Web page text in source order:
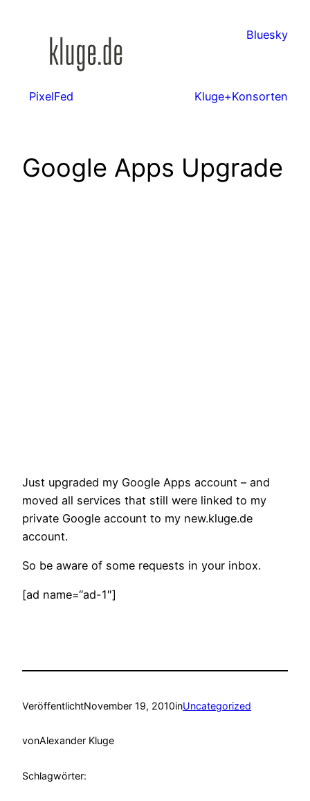
Bluesky
PixelFed Kluge+Konsorten
Google Apps Upgrade
Just upgraded my Google Apps account – and
moved all services that still were linked to my
private Google account to my new.kluge.de
account.
So be aware of some requests in your inbox.
[ad name=“ad-1″]
VeröffentlichtNovember 19, 2010inUncategorized
vonAlexander Kluge
Schlagwörter: